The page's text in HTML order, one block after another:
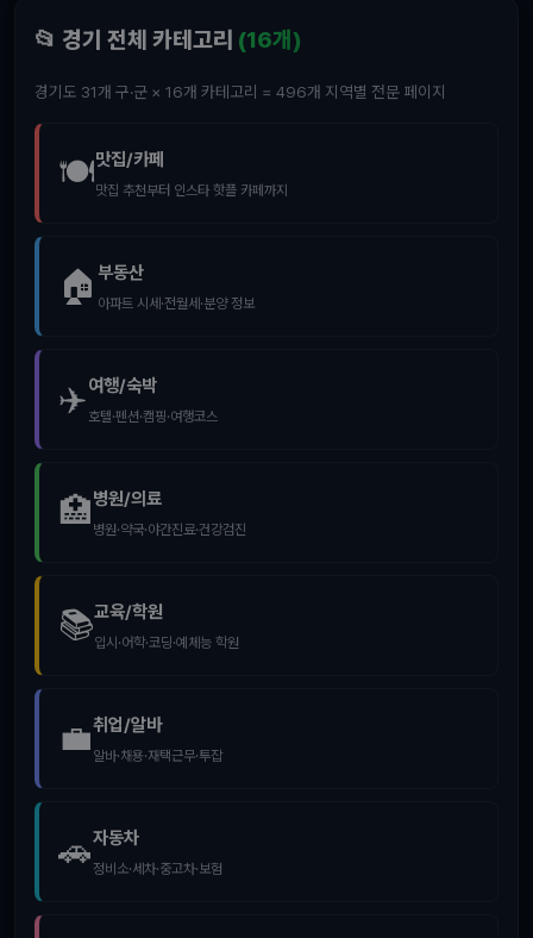
📂 경기 전체 카테고리 (16개)
경기도 31개 구·군 × 16개 카테고리 = 496개 지역별 전문 페이지
🍽️맛집/카페
맛집 추천부터 인스타 핫플 카페까지
🏠 부동산
아파트 시세·전월세·분양 정보
✈️여행/숙박
호텔·펜션·캠핑·여행코스
🏥병원/의료
병원·약국·야간진료·건강검진
📚교육/학원
입시·어학·코딩·예체능 학원
💼취업/알바
알바·채용·재택근무·투잡
🚗자동차
정비소·세차·중고차·보험